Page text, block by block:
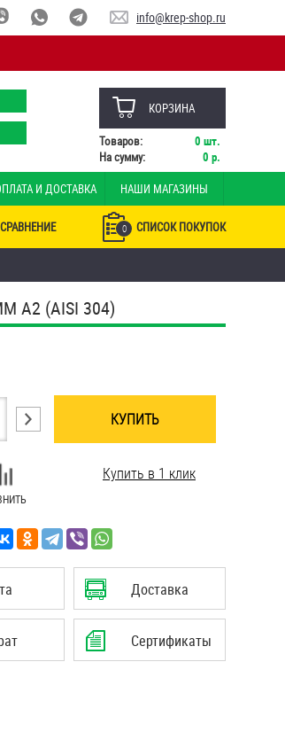
info@krep-shop.ru
КОРЗИНА
Товаров: 0 шт.
На сумму:
0 р.
И ДОСТАВКА НАШИ МАГАЗИНЫ
0 СПИСОК ПОКУПОК
СРАВНЕНИЕ
А2 (AISI 304)
КУПИТЬ
Купить в 1 клик
Доставка
Сертификаты